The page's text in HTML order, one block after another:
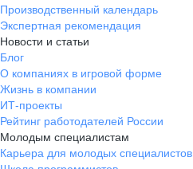
Производственный календарь
Экспертная рекомендация
Новости и статьи
Блог
О компаниях в игровой форме
Жизнь в компании
ИТ-проекты
Рейтинг работодателей России
Молодым специалистам
Карьера для молодых специалистов